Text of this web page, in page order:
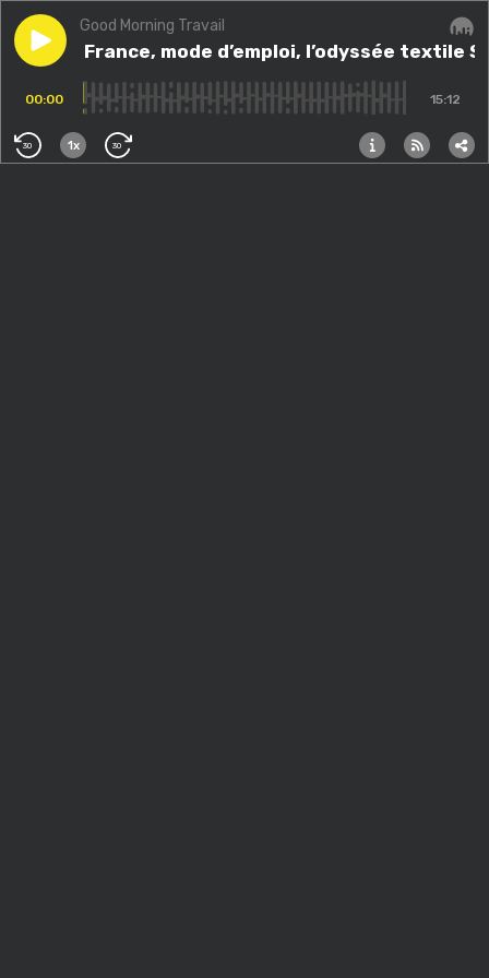
Play episodeMade in France, mode d’emploi, l’odyssée textile
Good Morning Travail
Made in France, mode d’emploi, l’odyssée textile
00:00 15:12
30 1x 30